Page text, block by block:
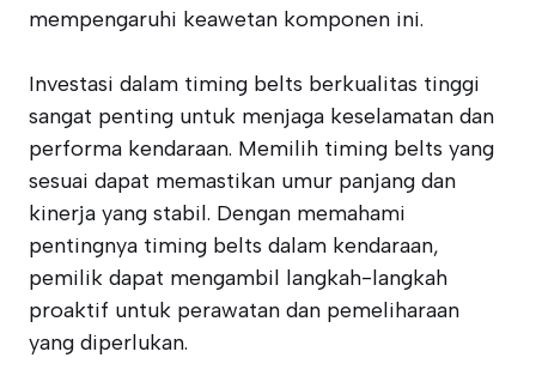
mempengaruhi keawetan komponen ini.
Investasi dalam timing belts berkualitas tinggi
sangat penting untuk menjaga keselamatan dan
performa kendaraan. Memilih timing belts yang
sesuai dapat memastikan umur panjang dan
kinerja yang stabil. Dengan memahami
pentingnya timing belts dalam kendaraan,
pemilik dapat mengambil langkah-langkah
proaktif untuk perawatan dan pemeliharaan
yang diperlukan.